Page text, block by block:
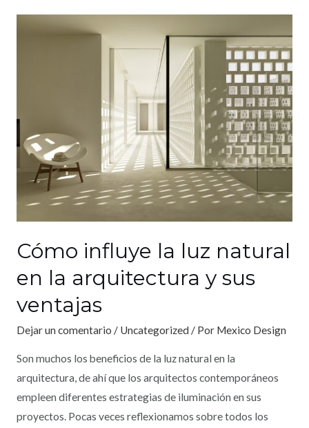
Cómo influye la luz natural
en la arquitectura y sus
ventajas
Dejar un comentario / Uncategorized / Por Mexico Design
Son muchos los beneficios de la luz natural en la
arquitectura, de ahí que los arquitectos contemporáneos
empleen diferentes estrategias de iluminación en sus
proyectos. Pocas veces reflexionamos sobre todos los